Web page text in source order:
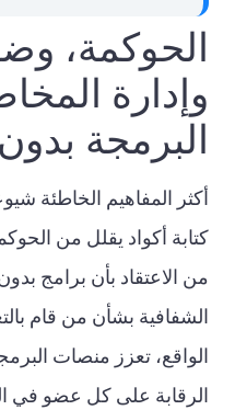
الحوكمة،
وإدارة
البرمجة
أكثر المفاهيم الخاطئة
كتابة أكواد يقلل من
من الاعتقاد بأن برامج
الشفافية بشأن من قام
الواقع، تعزز منصات
الرقابة على كل عضو في